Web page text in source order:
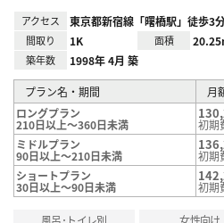
アクセス 東京都新宿線「曙橋駅」徒歩3
間取り 1K 面積
築年数 1998年 4月 築
プラン名・期間
月
ロングプラン
210日以上～360日未満
初期
ミドルプラン
90日以上～210日未満
初期
ショートプラン
30日以上～90日未満 初期
風呂･トイレ別 女性向け